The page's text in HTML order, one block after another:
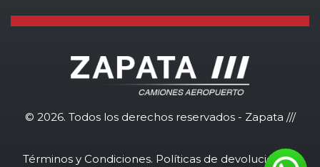
© 2026. Todos los derechos reservados - Zapata ///
Términos y Condiciones. Políticas de devolución de